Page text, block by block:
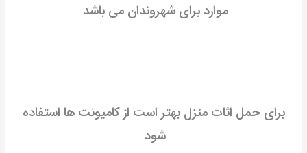
موارد برای شهروندان می باشد
برای حمل اثاث منزل بهتر است از کامیونت ها استفاده
شود